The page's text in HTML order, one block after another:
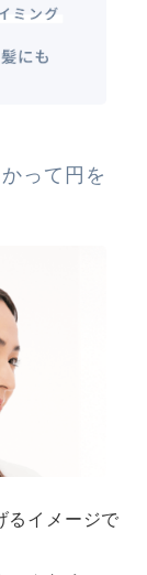
って円を
るイメージで